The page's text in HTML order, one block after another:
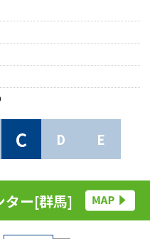
C D E
ター[群馬]